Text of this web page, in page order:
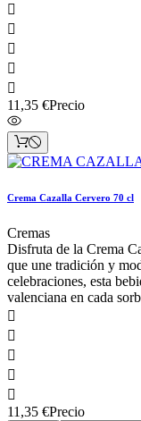





11,35 €Precio
Crema Cazalla Cervero 70 cl
Cremas
Disfruta de la Crema
que une tradición y
celebraciones, esta
valenciana en cada





11,35 €Precio